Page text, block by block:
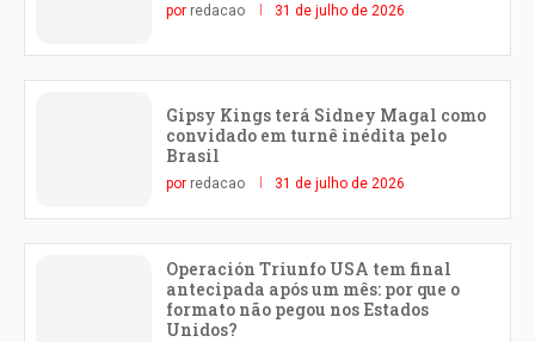
por redacao 31 de julho de 2026
Gipsy Kings terá Sidney Magal como
convidado em turnê inédita pelo
Brasil
por redacao 31 de julho de 2026
Operación Triunfo USA tem final
antecipada após um mês: por que o
formato não pegou nos Estados
Unidos?